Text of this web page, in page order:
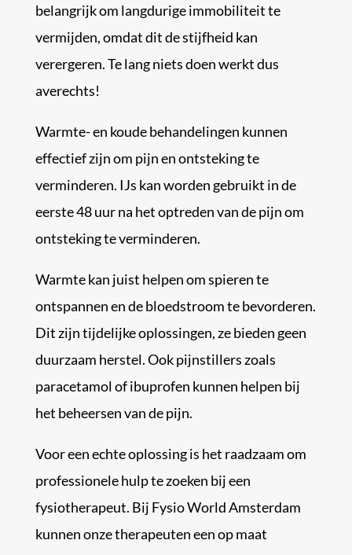
belangrijk om langdurige immobiliteit te
vermijden, omdat dit de stijfheid kan
verergeren. Te lang niets doen werkt dus
averechts!
Warmte- en koude behandelingen kunnen
effectief zijn om pijn en ontsteking te
verminderen. IJs kan worden gebruikt in de
eerste 48 uur na het optreden van de pijn om
ontsteking te verminderen.
Warmte kan juist helpen om spieren te
ontspannen en de bloedstroom te bevorderen.
Dit zijn tijdelijke oplossingen, ze bieden geen
duurzaam herstel. Ook pijnstillers zoals
paracetamol of ibuprofen kunnen helpen bij
het beheersen van de pijn.
Voor een echte oplossing is het raadzaam om
professionele hulp te zoeken bij een
fysiotherapeut. Bij Fysio World Amsterdam
kunnen onze therapeuten een op maat